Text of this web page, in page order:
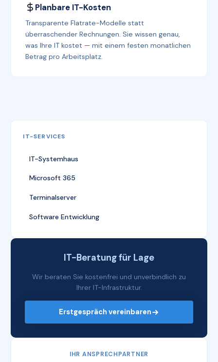
Planbare IT-Kosten
Transparente Flatrate-Modelle statt
überraschender Rechnungen. Sie wissen genau,
was Ihre IT kostet — mit einem festen monatlichen
Betrag pro Arbeitsplatz.
IT-SERVICES
IT-Systemhaus
Microsoft 365
Terminalserver
Software Entwicklung
IT-Beratung für Lage
Wir beraten Sie kostenfrei und unverbindlich zu
Ihrer IT-Infrastruktur.
Erstgespräch vereinbaren
IHR ANSPRECHPARTNER